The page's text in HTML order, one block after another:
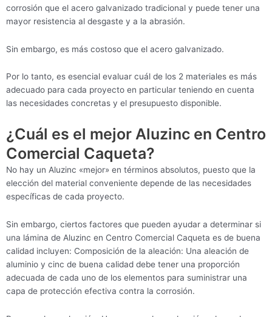
corrosión que el acero galvanizado tradicional y puede tener una
mayor resistencia al desgaste y a la abrasión.
Sin embargo, es más costoso que el acero galvanizado.
Por lo tanto, es esencial evaluar cuál de los 2 materiales es más
adecuado para cada proyecto en particular teniendo en cuenta
las necesidades concretas y el presupuesto disponible.
¿Cuál es el mejor Aluzinc en Centro
Comercial Caqueta?
No hay un Aluzinc «mejor» en términos absolutos, puesto que la
elección del material conveniente depende de las necesidades
específicas de cada proyecto.
Sin embargo, ciertos factores que pueden ayudar a determinar si
una lámina de Aluzinc en Centro Comercial Caqueta es de buena
calidad incluyen: Composición de la aleación: Una aleación de
aluminio y cinc de buena calidad debe tener una proporción
adecuada de cada uno de los elementos para suministrar una
capa de protección efectiva contra la corrosión.